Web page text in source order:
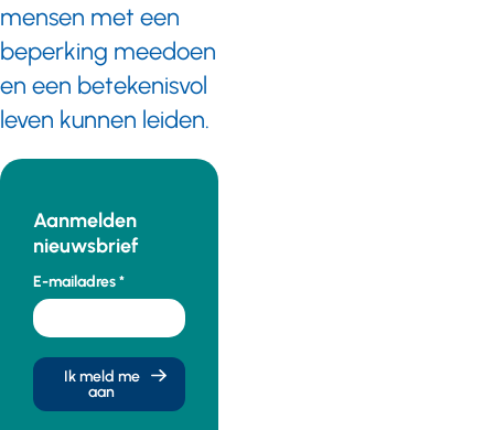
mensen met een
beperking meedoen
en een betekenisvol
leven kunnen leiden.
Aanmelden
nieuwsbrief
E-mailadres
Ik meld me
aan